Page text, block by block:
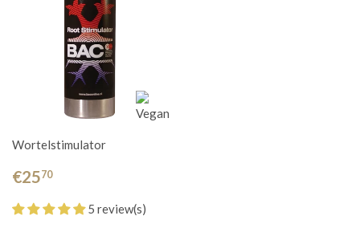
Wortelstimulator
€2570
5 review(s)